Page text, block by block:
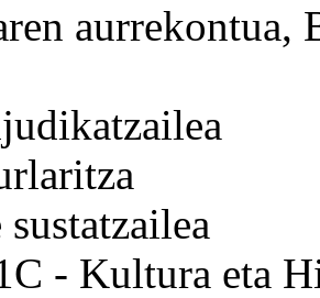
aurrekontua,
- Kultura eta